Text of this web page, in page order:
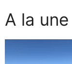
A la une